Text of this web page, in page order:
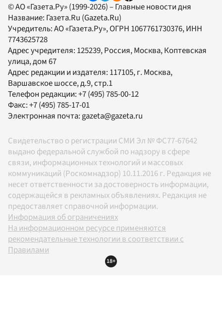
© АО «Газета.Ру» (1999-2026) – Главные новости дня
Название: Газета.Ru (Gazeta.Ru)
Учредитель:АО «Газета.Ру», ОГРН 1067761730376, ИНН
7743625728
Адрес учредителя: 125239, Россия, Москва, Коптевская
улица, дом 67
Адрес редакции и издателя: 117105, г. Москва,
Варшавское шоссе, д.9, стр.1
Телефон редакции:+7 (495) 785-00-12
Факс:+7 (495) 785-17-01
Электронная почта: gazeta@gazeta.ru
Свидетельство о регистрации СМИ Эл № ФС77-67642
выдано федеральной службой по надзору в сфере
связи, информационных технологий и массовых
коммуникаций (Роскомнадзор) 10.11.2016 г. Редакция не
несет ответственности за достоверность информации,
содержащейся в рекламных объявлениях. Редакция не
предоставляет справочной информации.
Информация об ограничениях
На информационном ресурсе применяются
рекомендательные технологии в соответствии с
Правилами
18+